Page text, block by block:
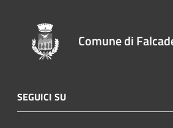
Comune di
SEGUICI SU